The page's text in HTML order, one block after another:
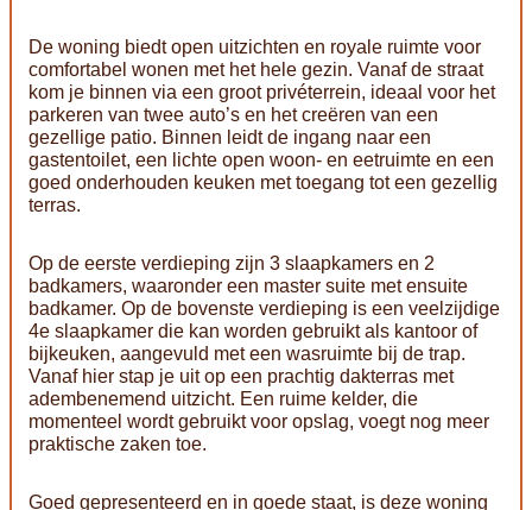
De woning biedt open uitzichten en royale ruimte voor
comfortabel wonen met het hele gezin. Vanaf de straat
kom je binnen via een groot privéterrein, ideaal voor het
parkeren van twee auto’s en het creëren van een
gezellige patio. Binnen leidt de ingang naar een
gastentoilet, een lichte open woon- en eetruimte en een
goed onderhouden keuken met toegang tot een gezellig
terras.
Op de eerste verdieping zijn 3 slaapkamers en 2
badkamers, waaronder een master suite met ensuite
badkamer. Op de bovenste verdieping is een veelzijdige
4e slaapkamer die kan worden gebruikt als kantoor of
bijkeuken, aangevuld met een wasruimte bij de trap.
Vanaf hier stap je uit op een prachtig dakterras met
adembenemend uitzicht. Een ruime kelder, die
momenteel wordt gebruikt voor opslag, voegt nog meer
praktische zaken toe.
Goed gepresenteerd en in goede staat, is deze woning